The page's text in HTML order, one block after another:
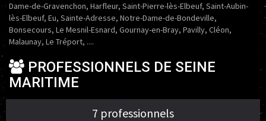
Dame-de-Gravenchon, Harfleur, Saint-Pierre-lès-Elbeuf, Saint-Aubin-
lès-Elbeuf, Eu, Sainte-Adresse, Notre-Dame-de-Bondeville,
Bonsecours, Le Mesnil-Esnard, Gournay-en-Bray, Pavilly, Cléon,
Malaunay, Le Tréport, ....
PROFESSIONNELS DE SEINE
MARITIME
7 professionnels